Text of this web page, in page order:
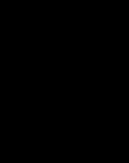
quyền, mang đến khả năng
thiểu sự biến dạng pha
voice coi
driver